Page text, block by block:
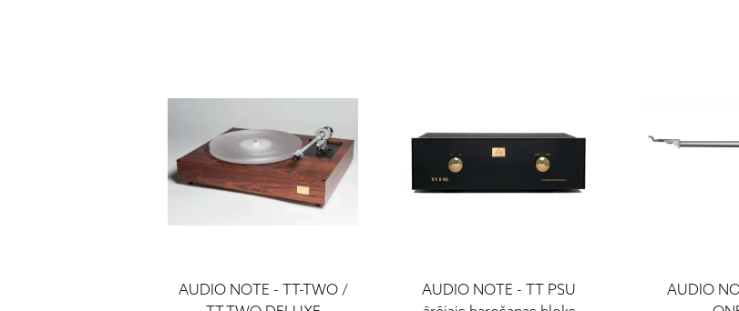
AUDIO NOTE - TT-TWO /
AUDIO NOTE - TT PSU
AUDIO